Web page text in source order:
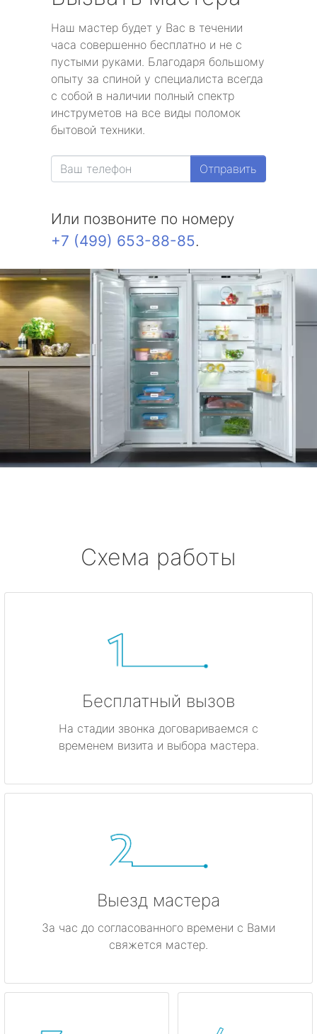
Наш мастер будет у Вас в течении
часа совершенно бесплатно и не с
пустыми руками. Благодаря большому
опыту за спиной у специалиста всегда
с собой в наличии полный спектр
инструметов на все виды поломок
бытовой техники.
Отправить
Или позвоните по номеру
+7 (499) 653-88-85.
Схема работы
Бесплатный вызов
На стадии звонка договариваемся с
временем визита и выбора мастера.
Выезд мастера
За час до согласованного времени с Вами
свяжется мастер.